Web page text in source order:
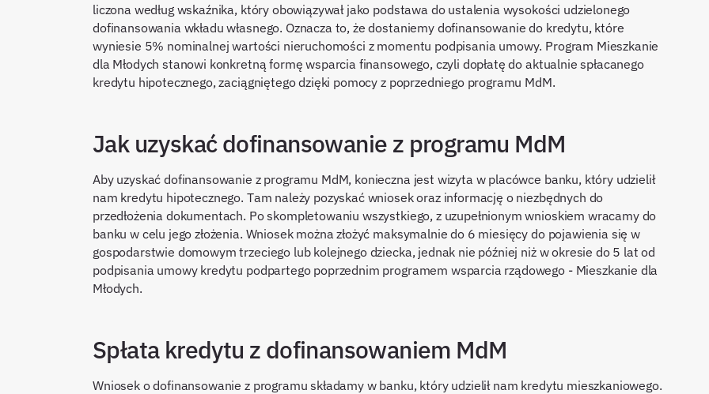
liczona według wskaźnika, który obowiązywał jako podstawa do ustalenia wysokości udzielonego
dofinansowania wkładu własnego. Oznacza to, że dostaniemy dofinansowanie do kredytu, które
wyniesie 5% nominalnej wartości nieruchomości z momentu podpisania umowy. Program Mieszkanie
dla Młodych stanowi konkretną formę wsparcia finansowego, czyli dopłatę do aktualnie spłacanego
kredytu hipotecznego, zaciągniętego dzięki pomocy z poprzedniego programu MdM.
Jak uzyskać dofinansowanie z programu MdM
Aby uzyskać dofinansowanie z programu MdM, konieczna jest wizyta w placówce banku, który udzielił
nam kredytu hipotecznego. Tam należy pozyskać wniosek oraz informację o niezbędnych do
przedłożenia dokumentach. Po skompletowaniu wszystkiego, z uzupełnionym wnioskiem wracamy do
banku w celu jego złożenia. Wniosek można złożyć maksymalnie do 6 miesięcy do pojawienia się w
gospodarstwie domowym trzeciego lub kolejnego dziecka, jednak nie później niż w okresie do 5 lat od
podpisania umowy kredytu podpartego poprzednim programem wsparcia rządowego - Mieszkanie dla
Młodych.
Spłata kredytu z dofinansowaniem MdM
Wniosek o dofinansowanie z programu składamy w banku, który udzielił nam kredytu mieszkaniowego.